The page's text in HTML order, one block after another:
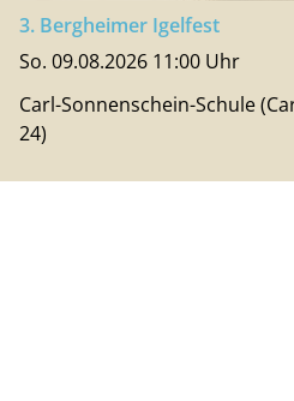
3. Bergheimer Igelfest
So. 09.08.2026 11:00 Uhr
Carl-Sonnenschein-Schule
24)